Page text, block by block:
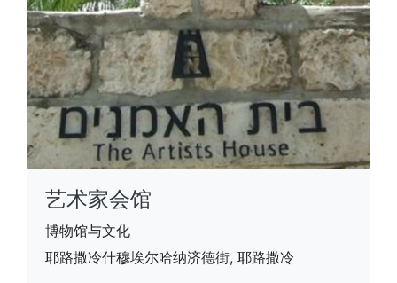
艺术家会馆
博物馆与文化
耶路撒冷什穆埃尔哈纳济德街, 耶路撒冷